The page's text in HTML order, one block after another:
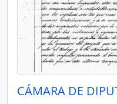
CÁMARA DE